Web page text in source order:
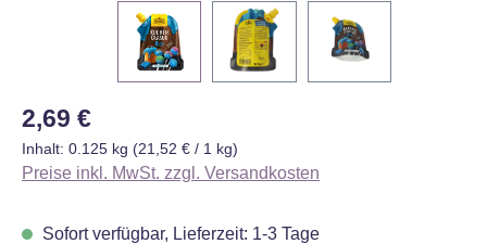
Regulärer Preis:
2,69 €
Inhalt: 0.125 kg (21,52 € / 1 kg)
Preise inkl. MwSt. zzgl. Versandkosten
Sofort verfügbar, Lieferzeit: 1-3 Tage